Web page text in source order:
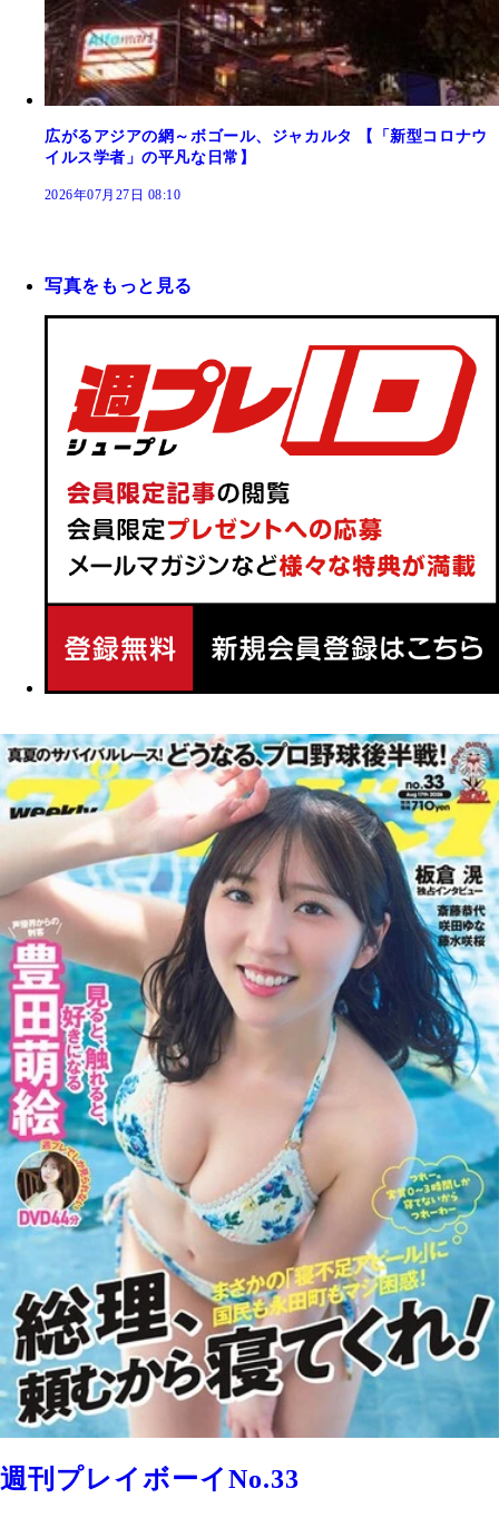
広がるアジアの網～ボゴール、ジャカルタ 【「新型コロナウ
イルス学者」の平凡な日常】
2026年07月27日 08:10
写真をもっと見る
週刊プレイボーイNo.33